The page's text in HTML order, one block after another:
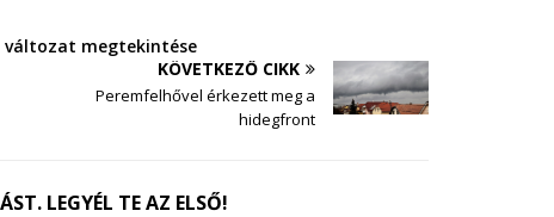
megtekintése
KÖVETKEZŐ CIKK
Peremfelhővel érkezett meg a
hidegfront
LEGYÉL TE AZ ELSŐ!